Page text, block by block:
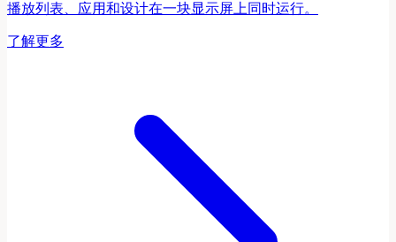
播放列表、应用和设计在一块显示屏上同时运行。
了解更多